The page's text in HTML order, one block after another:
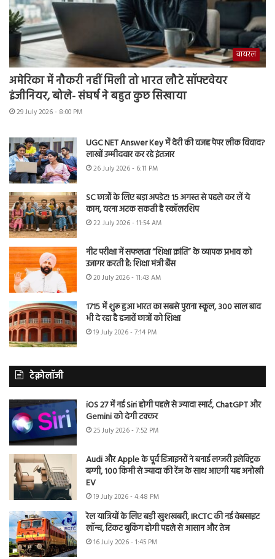
वायरल
अमेरिका में नौकरी नहीं मिली तो भारत लौटे सॉफ्टवेयर
इंजीनियर, बोले- संघर्ष ने बहुत कुछ सिखाया
29 July 2026 - 8:00 PM
UGC NET Answer Key में देरी की वजह पेपर लीक विवाद?
लाखों उम्मीदवार कर रहे इंतजार
26 July 2026 - 6:11 PM
SC छात्रों के लिए बड़ा अपडेट! 15 अगस्त से पहले कर लें ये
काम, वरना अटक सकती है स्कॉलरशिप
22 July 2026 - 11:54 AM
नीट परीक्षा में सफलता “शिक्षा क्रांति” के व्यापक प्रभाव को
उजागर करती है: शिक्षा मंत्री बैंस
20 July 2026 - 11:43 AM
1715 में शुरू हुआ भारत का सबसे पुराना स्कूल, 300 साल बाद
भी दे रहा है हजारों छात्रों को शिक्षा
19 July 2026 - 7:14 PM
टेक्नोलॉजी
iOS 27 में नई Siri होगी पहले से ज्यादा स्मार्ट, ChatGPT और
Gemini को देगी टक्कर
25 July 2026 - 7:52 PM
Audi और Apple के पूर्व डिजाइनरों ने बनाई लग्जरी इलेक्ट्रिक
बग्गी, 100 किमी से ज्यादा की रेंज के साथ आएगी यह अनोखी
EV
19 July 2026 - 4:48 PM
रेल यात्रियों के लिए बड़ी खुशखबरी, IRCTC की नई वेबसाइट
लॉन्च, टिकट बुकिंग होगी पहले से आसान और तेज
16 July 2026 - 1:45 PM